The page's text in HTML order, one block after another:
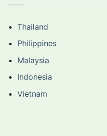
Thailand
Philippines
Malaysia
Indonesia
Vietnam